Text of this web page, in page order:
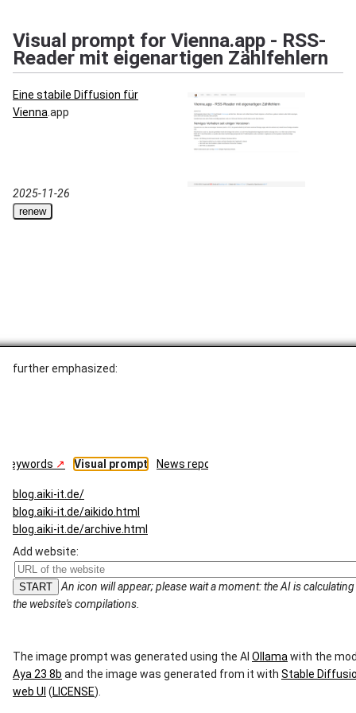
Visual prompt for Vienna.app - RSS-
Reader mit eigenartigen Zählfehlern
Eine stabile Diffusion für
Vienna.app
2025-11-26
renew
further emphasized:
Keywords Visual prompt News report
blog.aiki-it.de/
blog.aiki-it.de/aikido.html
blog.aiki-it.de/archive.html
blog.aiki-it.de/blog/2023/12/old-ipods-sync-with-ubuntu.html
blog.aiki-it.de/blog/2024/07/vienna-rss-app-count-errors.html
blog.aiki-it.de/blog/2024/08/mplayer-console-warning-no-
socket.html
blog.aiki-it.de/datenschutzerklaerung.html
blog.aiki-it.de/impressum.html
blog.aiki-it.de/kaishinkan.html
Add website:
An icon will appear; please wait a moment: the AI ​​is calculating
the website's compilations.
The image prompt was generated using the AI ​​ Ollama with the
Aya 23 8b and the image was generated from it with Stable
web UI (LICENSE).